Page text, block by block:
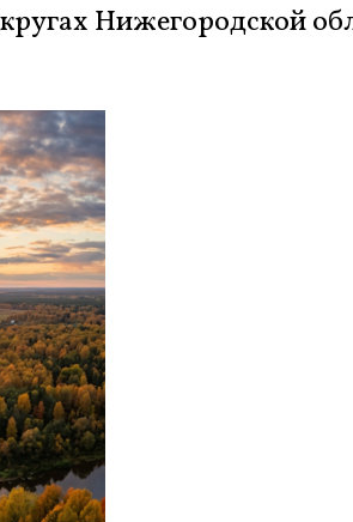
Нижегородской